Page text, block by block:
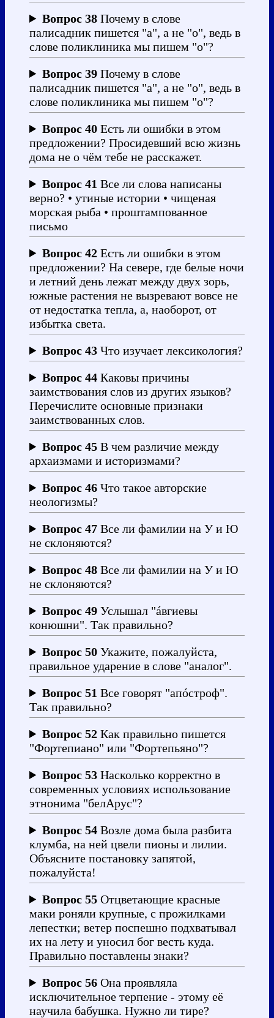
Вопрос 38 Почему в слове
палисадник пишется "а", а не "о", ведь в
слове поликлиника мы пишем "о"?
Вопрос 39 Почему в слове
палисадник пишется "а", а не "о", ведь в
слове поликлиника мы пишем "о"?
Вопрос 40 Есть ли ошибки в этом
предложении? Просидевший всю жизнь
дома не о чём тебе не расскажет.
Вопрос 41 Все ли слова написаны
верно? • утиные истории • чищеная
морская рыба • проштампованное
письмо
Вопрос 42 Есть ли ошибки в этом
предложении? На севере, где белые ночи
и летний день лежат между двух зорь,
южные растения не вызревают вовсе не
от недостатка тепла, а, наоборот, от
избытка света.
Вопрос 43 Что изучает лексикология?
Вопрос 44 Каковы причины
заимствования слов из других языков?
Перечислите основные признаки
заимствованных слов.
Вопрос 45 В чем различие между
архаизмами и историзмами?
Вопрос 46 Что такое авторские
неологизмы?
Вопрос 47 Все ли фамилии на У и Ю
не склоняются?
Вопрос 48 Все ли фамилии на У и Ю
не склоняются?
Вопрос 49 Услышал "áвгиевы
конюшни". Так правильно?
Вопрос 50 Укажите, пожалуйста,
правильное ударение в слове "аналог".
Вопрос 51 Все говорят "апóстроф".
Так правильно?
Вопрос 52 Как правильно пишется
"Фортепиано" или "Фортепьяно"?
Вопрос 53 Насколько корректно в
современных условиях использование
этнонима "белАрус"?
Вопрос 54 Возле дома была разбита
клумба, на ней цвели пионы и лилии.
Объясните постановку запятой,
пожалуйста!
Вопрос 55 Отцветающие красные
маки роняли крупные, с прожилками
лепестки; ветер поспешно подхватывал
их на лету и уносил бог весть куда.
Правильно поставлены знаки?
Вопрос 56 Она проявляла
исключительное терпение - этому её
научила бабушка. Нужно ли тире?